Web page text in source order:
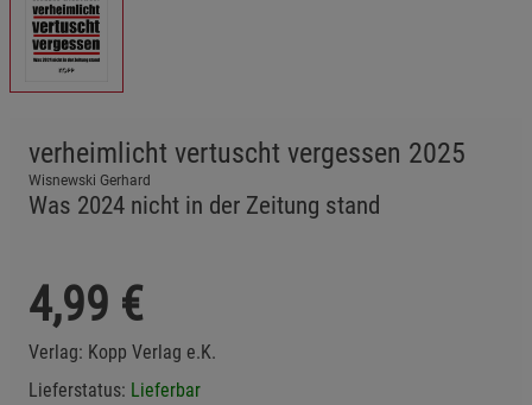
verheimlicht vertuscht vergessen 2025
Wisnewski Gerhard
Was 2024 nicht in der Zeitung stand
4,99 €
Verlag: Kopp Verlag e.K.
Lieferstatus: Lieferbar